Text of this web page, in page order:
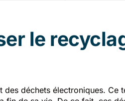
le
des déchets électroniques. Ce